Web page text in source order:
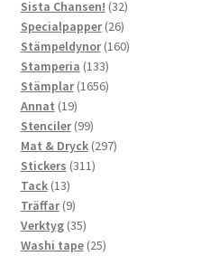
Sista Chansen! 3232
produkter
Specialpapper 2626
produkter
Stämpeldynor 160160
Stamperia 133133
produkter
Stämplar 16561656
Annat 1919
produkter
Stenciler 9999
produkter
Mat & Dryck 297297
Stickers 311311
Tack 1313
produkter
Träffar 99
produkter
Verktyg 3535
produkter
Washi tape 2525